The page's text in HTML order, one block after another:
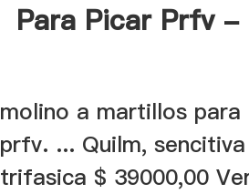
Para Picar Prfv -
molino a martillos para
prfv. ... Quilm, sencitiva
trifasica $ 39000,00